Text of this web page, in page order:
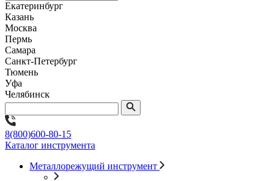
Екатеринбург
Казань
Москва
Пермь
Самара
Санкт-Петербург
Тюмень
Уфа
Челябинск
8(800)600-80-15
Каталог инструмента
Металлорежущий инструмент